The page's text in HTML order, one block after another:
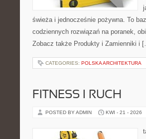
świeża i jednocześnie pożywna. To
codziennych rozwiązań na poranek,
Zobacz także Produkty i Zamienniki i
CATEGORIES: POLSKA ARCHITEKTURA
FITNESS I RUCH
POSTED BY ADMIN KWI - 21 - 2026